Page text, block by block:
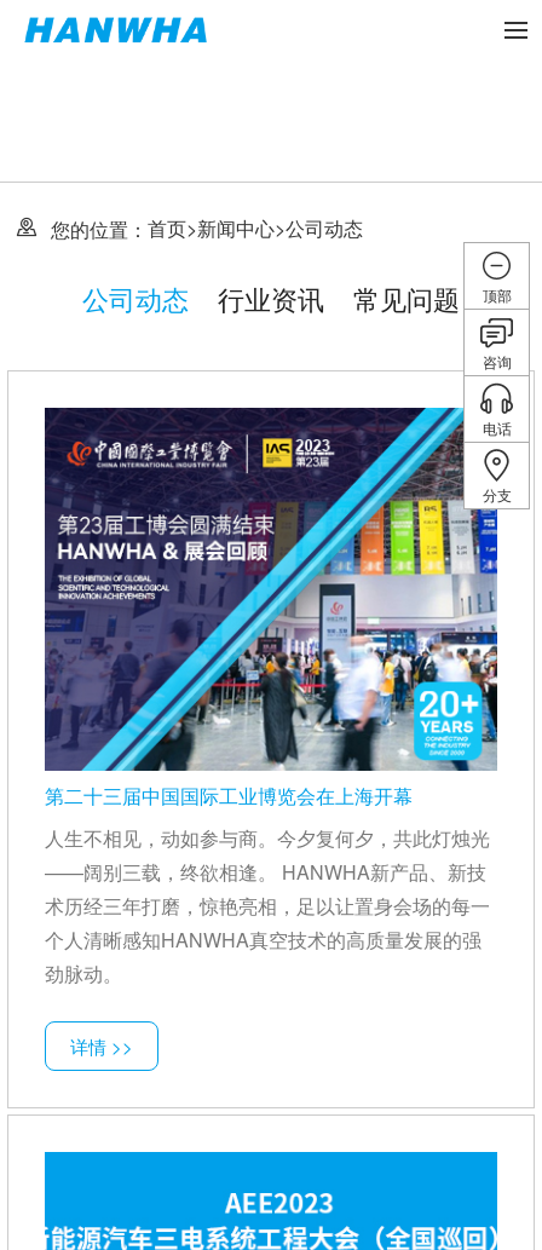
您的位置： 首页>新闻中心>公司动态
公司动态 行业资讯 常见问题
第二十三届中国国际工业博览会在上海开幕
人生不相见，动如参与商。今夕复何夕，共此灯烛光
——阔别三载，终欲相逢。 HANWHA新产品、新技
术历经三年打磨，惊艳亮相，足以让置身会场的每一
个人清晰感知HANWHA真空技术的高质量发展的强
劲脉动。
详情 >>
顶部
咨询
电话
分支